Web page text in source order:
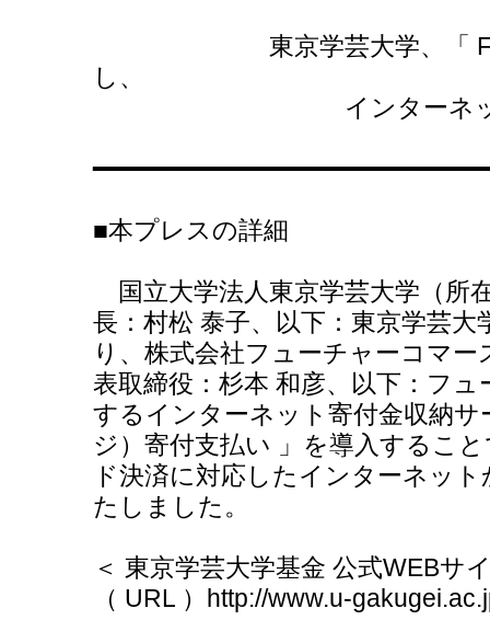
東京学芸大学、「 F-
し、
インターネットでの
■本プレスの詳細
国立大学法人東京学芸大学（所
長：村松 泰子、以下：東京学芸
り、株式会社フューチャーコマ
表取締役：杉本 和彦、以下：フ
するインターネット寄付金収納
ジ）寄付支払い 」を導入するこ
ド決済に対応したインターネッ
たしました。
＜ 東京学芸大学基金 公式WEBサ
（ URL ）http://www.u-